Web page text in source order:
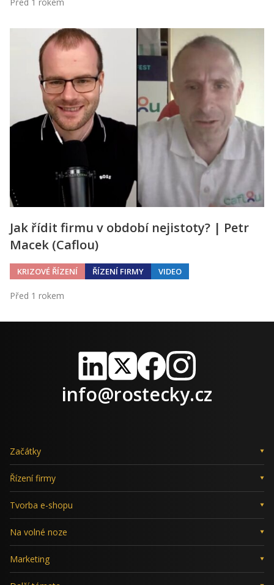
Před 1 rokem
Jak řídit firmu v období nejistoty? | Petr
Macek (Caflou)
KRIZOVÉ ŘÍZENÍ ŘÍZENÍ FIRMY VIDEO
Před 1 rokem
LinkedIn
X FacebookInstagram
info@rostecky.cz
Začátky
Řízení firmy
Tvorba e-shopu
Na volné noze
Marketing